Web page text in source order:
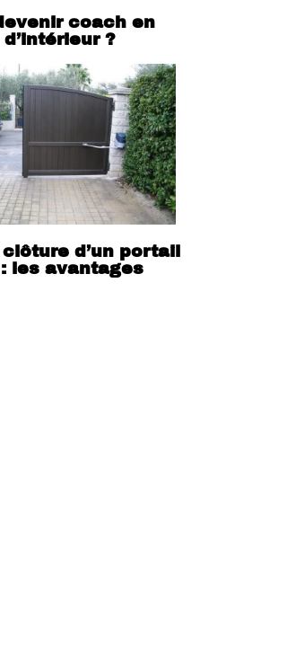
coach en
?
d’un portail
les avantages